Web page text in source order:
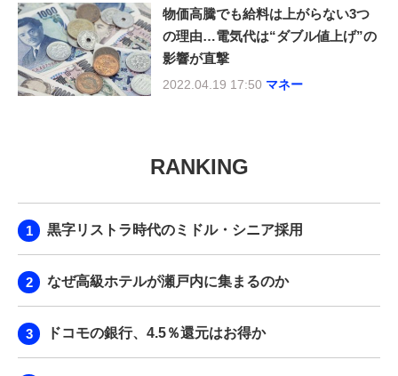
物価高騰でも給料は上がらない3つ
の理由…電気代は“ダブル値上げ”の
影響が直撃
2022.04.19 17:50 マネー
RANKING
黒字リストラ時代のミドル・シニア採用
なぜ高級ホテルが瀬戸内に集まるのか
ドコモの銀行、4.5％還元はお得か